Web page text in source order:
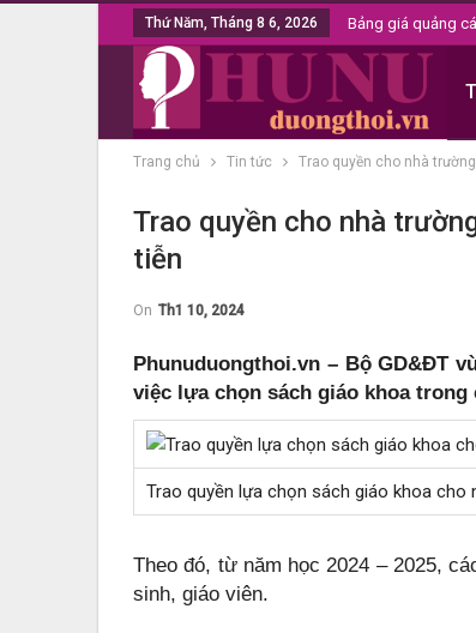
Thứ Năm, Tháng 8 6, 2026 Bảng giá quảng
Trang chủ Tin tức Trao quyền cho nhà
Trao quyền cho nhà
tiễn
On Th1 10, 2024
Phunuduongthoi.vn – Bộ GD&ĐT
việc lựa chọn sách giáo khoa
Trao quyền lựa chọn sách giáo khoa cho
Theo đó, từ năm học 2024 – 2025,
sinh, giáo viên.